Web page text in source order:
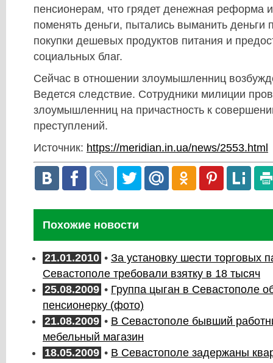
пенсионерам, что грядет денежная реформа
поменять деньги, пытались выманить деньги
покупки дешевых продуктов питания и
социальных благ.
Сейчас в отношении злоумышленниц
Ведется следствие. Сотрудники милиции
злоумышленниц на причастность к
преступлений.
Источник: https://meridian.in.ua/news/2553.html
Похожие новости
21.01.2010 • За установку шести торговых
Севастополе требовали взятку в 18 тысяч
25.08.2009 • Группа цыган в Севастополе
пенсионерку (фото)
21.08.2009 • В Севастополе бывший
мебельный магазин
18.05.2009 • В Севастополе задержаны